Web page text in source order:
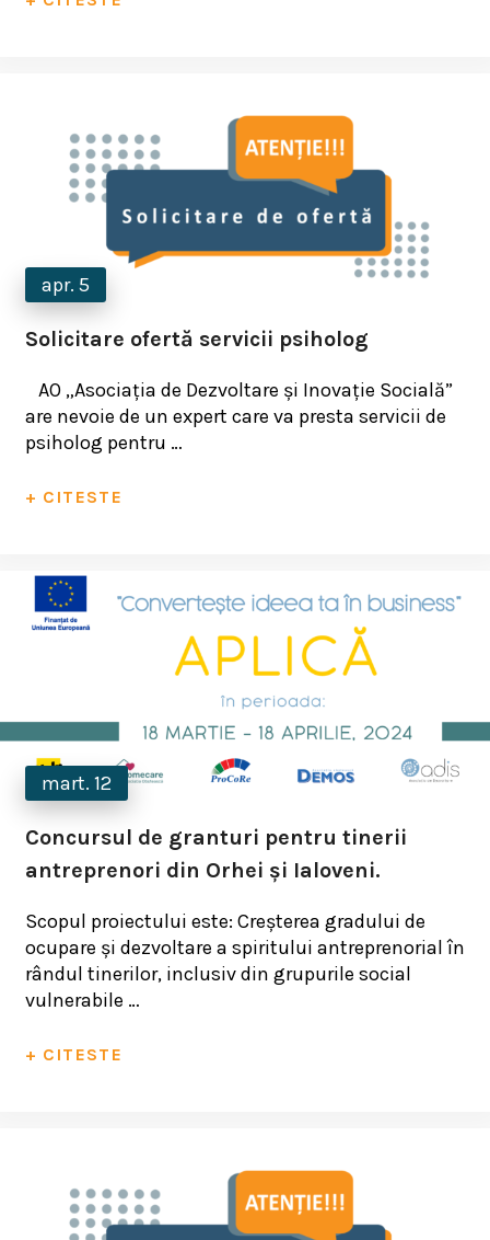
apr. 5
Solicitare ofertă servicii psiholog
AO „Asociația de Dezvoltare și Inovație Socială”
are nevoie de un expert care va presta servicii de
psiholog pentru …
+ CITESTE
mart. 12
Concursul de granturi pentru tinerii
antreprenori din Orhei și Ialoveni.
Scopul proiectului este: Creşterea gradului de
ocupare şi dezvoltare a spiritului antreprenorial în
rândul tinerilor, inclusiv din grupurile social
vulnerabile …
+ CITESTE